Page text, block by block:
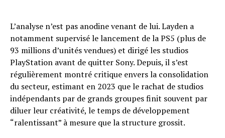
L’analyse n’est pas anodine venant de lui. Layden a
notamment supervisé le lancement de la PS5 (plus de
93 millions d’unités vendues) et dirigé les studios
PlayStation avant de quitter Sony. Depuis, il s’est
régulièrement montré critique envers la consolidation
du secteur, estimant en 2023 que le rachat de studios
indépendants par de grands groupes finit souvent par
diluer leur créativité, le temps de développement
“ralentissant” à mesure que la structure grossit.